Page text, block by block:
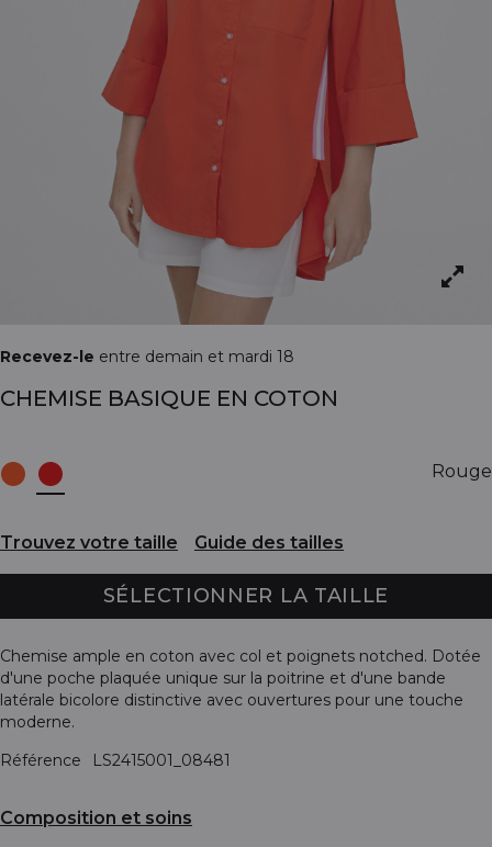
Recevez-le entre demain et mardi 18
CHEMISE BASIQUE EN COTON
Rouge
Trouvez votre taille Guide des tailles
SÉLECTIONNER LA TAILLE
Chemise ample en coton avec col et poignets notched. Dotée
d'une poche plaquée unique sur la poitrine et d'une bande
latérale bicolore distinctive avec ouvertures pour une touche
moderne.
Référence
LS2415001_08481
Composition et soins